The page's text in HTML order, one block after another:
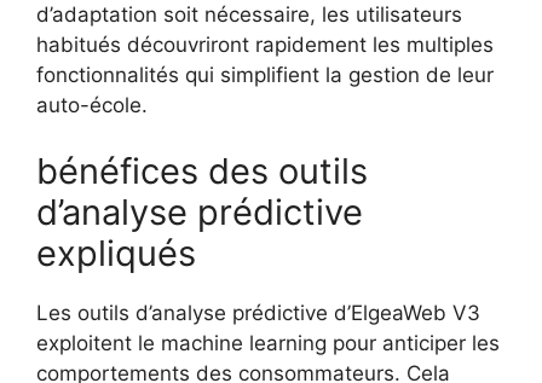
d’adaptation soit nécessaire, les utilisateurs
habitués découvriront rapidement les multiples
fonctionnalités qui simplifient la gestion de leur
auto-école.
bénéfices des outils
d’analyse prédictive
expliqués
Les outils d’analyse prédictive d’ElgeaWeb V3
exploitent le machine learning pour anticiper les
comportements des consommateurs. Cela